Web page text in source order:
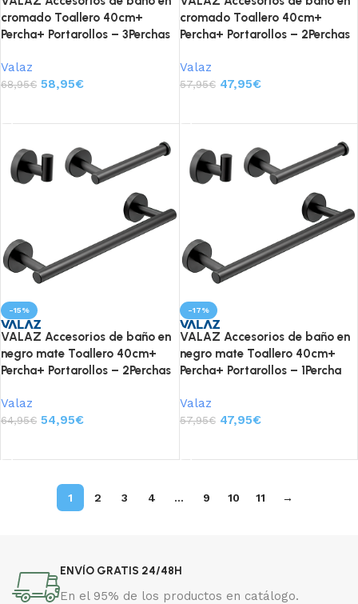
cromado Toallero 40cm+
Percha+ Portarollos – 3Perchas
Valaz
68,95€ 58,95€
cromado Toallero 40cm+
Percha+ Portarollos – 2Perchas
Valaz
57,95€ 47,95€
-15%
VALAZ Accesorios de baño en
negro mate Toallero 40cm+
Percha+ Portarollos – 2Perchas
Valaz
64,95€ 54,95€
-17%
VALAZ Accesorios de baño en
negro mate Toallero 40cm+
Percha+ Portarollos – 1Percha
Valaz
57,95€ 47,95€
1 2 3 4 … 9 10 11 →
ENVÍO GRATIS 24/48H
En el 95% de los productos en catálogo.